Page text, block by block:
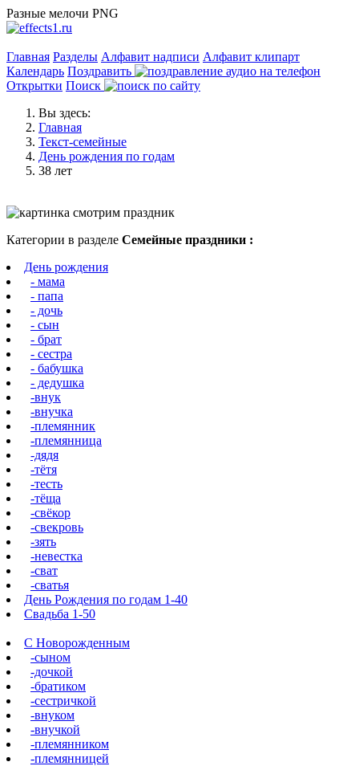
Разные мелочи PNG
Главная Разделы Алфавит надписи Алфавит клипарт
Календарь Поздравить
Открытки Поиск
Вы здесь:
Главная
Текст-семейные
День рождения по годам
38 лет
Категории в разделе Семейные праздники :
День рождения
- мама
- папа
- дочь
- сын
- брат
- сестра
- бабушка
- дедушка
-внук
-внучка
-племянник
-племянница
-дядя
-тётя
-тесть
-тёща
-свёкор
-свекровь
-зять
-невестка
-сват
-сватья
День Рождения по годам 1-40
Свадьба 1-50
С Новорожденным
-сыном
-дочкой
-братиком
-сестричкой
-внуком
-внучкой
-племянником
-племянницей